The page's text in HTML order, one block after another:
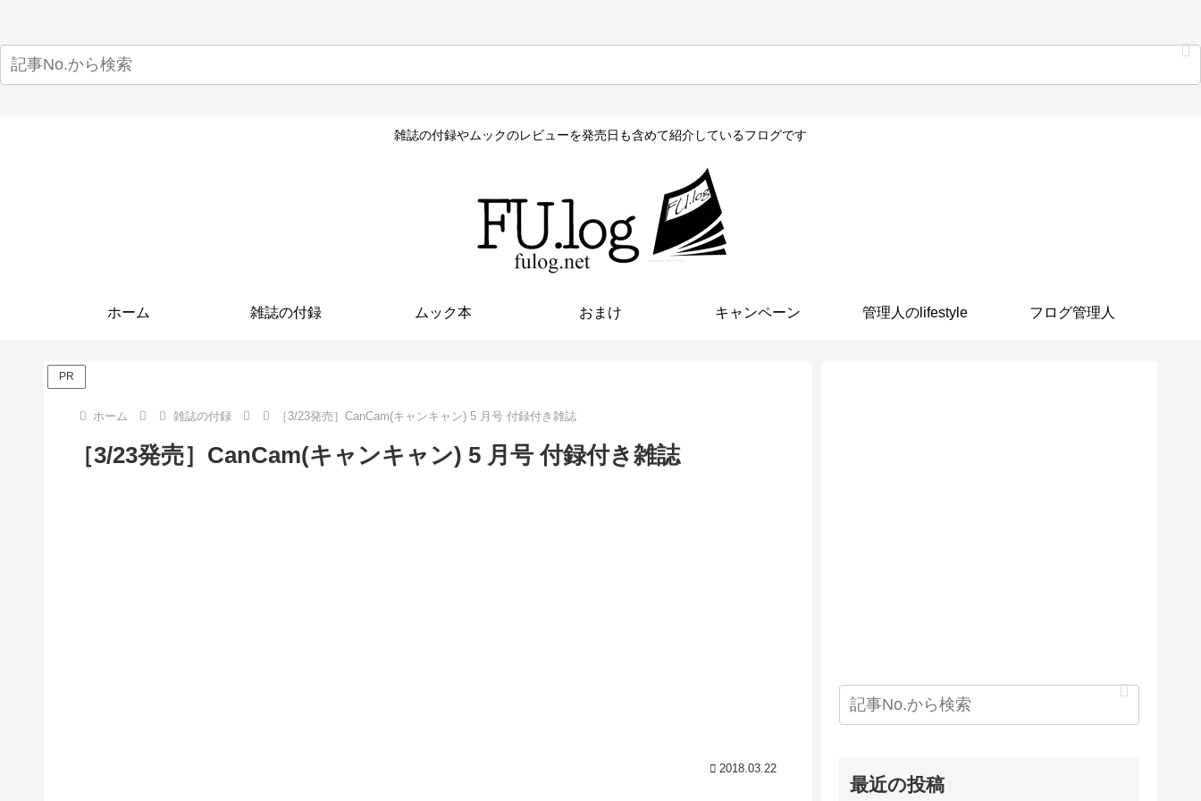
雑誌の付録やムックのレビューを発売日も含めて紹介しているフログです
ホーム 雑誌の付録 ムック本 おまけ キャンペーン 管理人のlifestyle フログ管理人
PR
ホーム 雑誌の付録 ［3/23発売］CanCam(キャンキャン) 5 月号 付録付き雑誌
［3/23発売］CanCam(キャンキャン) 5 月号 付録付き雑誌
2018.03.22
最近の投稿